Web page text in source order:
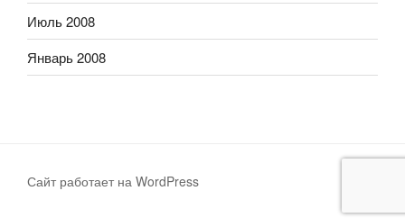
Июль 2008
Январь 2008
Сайт работает на WordPress